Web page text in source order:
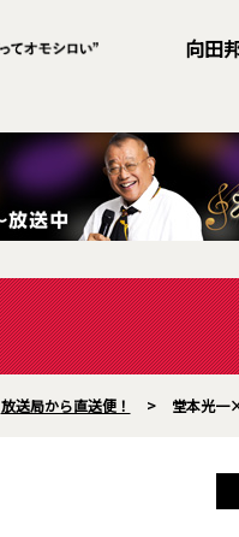
向田
放送局から直送便！ > 堂本光一